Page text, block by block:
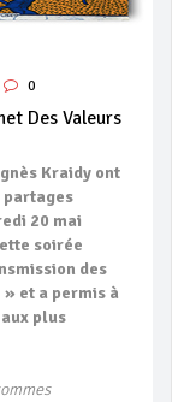
0
Des Valeurs
Kraidy ont
partages
20 mai
soirée
des
et a permis à
plus